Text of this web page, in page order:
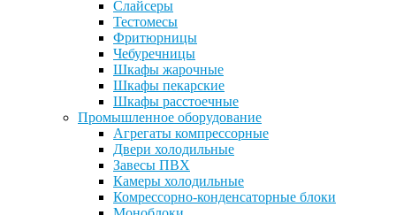
Слайсеры
Тестомесы
Фритюрницы
Чебуречницы
Шкафы жарочные
Шкафы пекарские
Шкафы расстоечные
Промышленное оборудование
Агрегаты компрессорные
Двери холодильные
Завесы ПВХ
Камеры холодильные
Комрессорно-конденсаторные блоки